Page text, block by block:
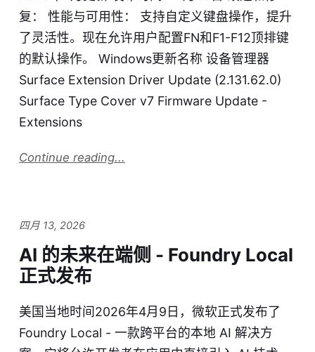
复： 性能与可用性： 支持自定义键盘操作，提升
了灵活性。现在允许用户配置FN和F1-F12顶排键
的默认操作。 Windows更新名称 设备管理器
Surface Extension Driver Update (2.131.62.0)
Surface Type Cover v7 Firmware Update -
Extensions
Continue reading...
四月 13, 2026
AI 的未来在端侧 - Foundry Local
正式发布
美国当地时间2026年4月9日，微软正式发布了
Foundry Local - 一款跨平台的本地 AI 解决方